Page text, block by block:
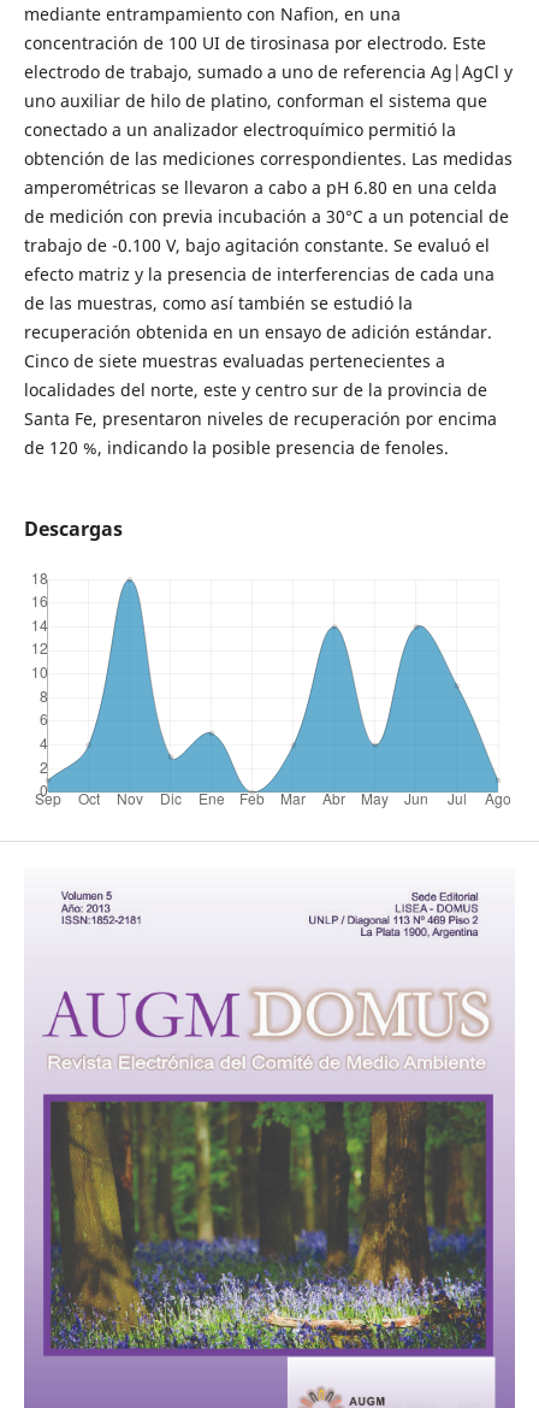
mediante entrampamiento con Nafion, en una
concentración de 100 UI de tirosinasa por electrodo. Este
electrodo de trabajo, sumado a uno de referencia Ag|AgCl y
uno auxiliar de hilo de platino, conforman el sistema que
conectado a un analizador electroquímico permitió la
obtención de las mediciones correspondientes. Las medidas
amperométricas se llevaron a cabo a pH 6.80 en una celda
de medición con previa incubación a 30°C a un potencial de
trabajo de -0.100 V, bajo agitación constante. Se evaluó el
efecto matriz y la presencia de interferencias de cada una
de las muestras, como así también se estudió la
recuperación obtenida en un ensayo de adición estándar.
Cinco de siete muestras evaluadas pertenecientes a
localidades del norte, este y centro sur de la provincia de
Santa Fe, presentaron niveles de recuperación por encima
de 120 %, indicando la posible presencia de fenoles.
Descargas